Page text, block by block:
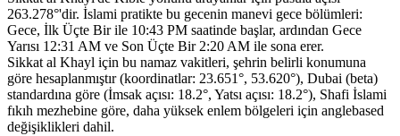
263.278°'dir. İslami pratikte bu gecenin manevi gece bölümleri:
Gece, İlk Üçte Bir ile 10:43 PM saatinde başlar, ardından Gece
Yarısı 12:31 AM ve Son Üçte Bir 2:20 AM ile sona erer.
Sikkat al Khayl için bu namaz vakitleri, şehrin belirli konumuna
göre hesaplanmıştır (koordinatlar: 23.651°, 53.620°), Dubai (beta)
standardına göre (İmsak açısı: 18.2°, Yatsı açısı: 18.2°), Shafi İslami
fıkıh mezhebine göre, daha yüksek enlem bölgeleri için anglebased
değişiklikleri dahil.